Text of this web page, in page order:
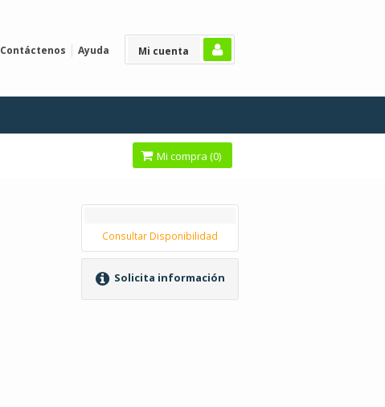
Mi cuenta
Contáctenos Ayuda
Mi compra (0)
Consultar Disponibilidad
Solicita información